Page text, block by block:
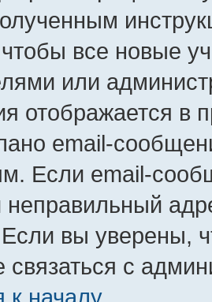
чтобы все новые
или
отображается в
email-
Если email-
неправильный
вы уверены,
связаться с
к началу